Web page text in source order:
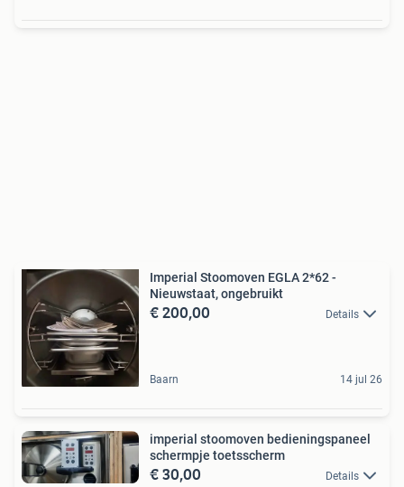
Imperial Stoomoven EGLA 2*62 -
Nieuwstaat, ongebruikt
€ 200,00 Details
Baarn 14 jul 26
imperial stoomoven bedieningspaneel
schermpje toetsscherm
€ 30,00 Details